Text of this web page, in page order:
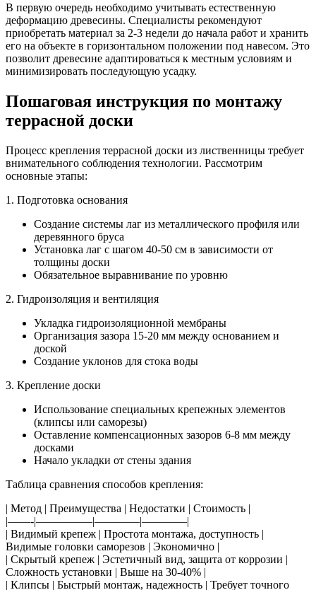
В первую очередь необходимо учитывать естественную
деформацию древесины. Специалисты рекомендуют
приобретать материал за 2-3 недели до начала работ и хранить
его на объекте в горизонтальном положении под навесом. Это
позволит древесине адаптироваться к местным условиям и
минимизировать последующую усадку.
Пошаговая инструкция по монтажу
террасной доски
Процесс крепления террасной доски из лиственницы требует
внимательного соблюдения технологии. Рассмотрим
основные этапы:
1. Подготовка основания
Создание системы лаг из металлического профиля или
деревянного бруса
Установка лаг с шагом 40-50 см в зависимости от
толщины доски
Обязательное выравнивание по уровню
2. Гидроизоляция и вентиляция
Укладка гидроизоляционной мембраны
Организация зазора 15-20 мм между основанием и
доской
Создание уклонов для стока воды
3. Крепление доски
Использование специальных крепежных элементов
(клипсы или саморезы)
Оставление компенсационных зазоров 6-8 мм между
досками
Начало укладки от стены здания
Таблица сравнения способов крепления:
| Метод | Преимущества | Недостатки | Стоимость |
|——-|—————|————|————|
| Видимый крепеж | Простота монтажа, доступность |
Видимые головки саморезов | Экономично |
| Скрытый крепеж | Эстетичный вид, защита от коррозии |
Сложность установки | Выше на 30-40% |
| Клипсы | Быстрый монтаж, надежность | Требует точного